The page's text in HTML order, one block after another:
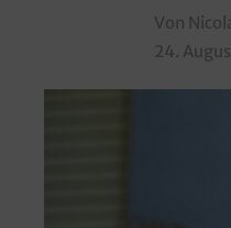
Von
24.